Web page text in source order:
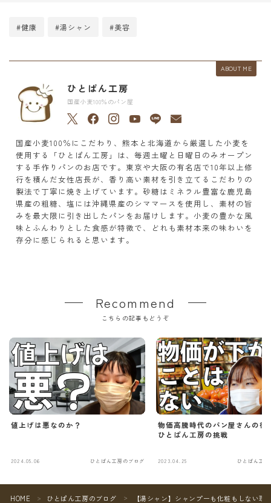
#健康 #湯シャン #美容
ABOUT ME
ひとぱん工房
国産小麦100％のパン屋
国産小麦100％にこだわり、熊本と北海道から厳選した小麦を
使用する「ひとぱん工房」は、毎週土曜と日曜日のみオープン
する手作りパンのお店です。東京や大阪の有名店で10年以上修
行を積んだ女性店長が、香り高い素材を引き立てるこだわりの
製法で丁寧に焼き上げています。砂糖はミネラル豊富な鹿児島
県産の粗糖、塩には沖縄県産のシママースを使用し、素材の旨
みを最大限に引き出したパンをお届けします。小麦の豊かな風
味とふんわりとした食感が特徴で、どれも素材本来の味わいを
存分に感じられると思います。
Recommend
こちらの記事もどうぞ
値上げは悪なのか？
2024.05.06 ひとぱん工房のブログ
物価高騰時代のパン屋さんの役
ひとぱん工房の挑戦
2023.04.25 ひとぱん工
HOME ＞ ひとぱん工房のブログ ＞ 【湯シャン】シャンプーも化粧もしない理